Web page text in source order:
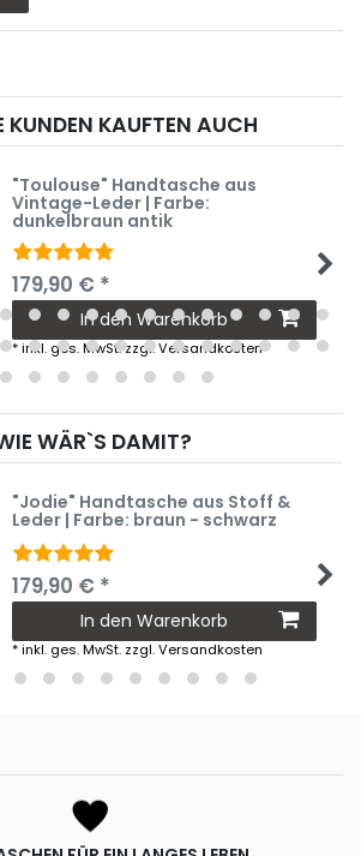
KUNDEN KAUFTEN AUCH
"Toulouse" Handtasche aus
Vintage-Leder | Farbe:
dunkelbraun antik
179,90 € *
In den Warenkorb
*inkl. ges. MwSt.zzgl.Versandkosten
WÄR`S DAMIT?
"Jodie" Handtasche aus Stoff &
Leder | Farbe: braun - schwarz
179,90 € *
In den Warenkorb
*inkl. ges. MwSt. zzgl.Versandkosten